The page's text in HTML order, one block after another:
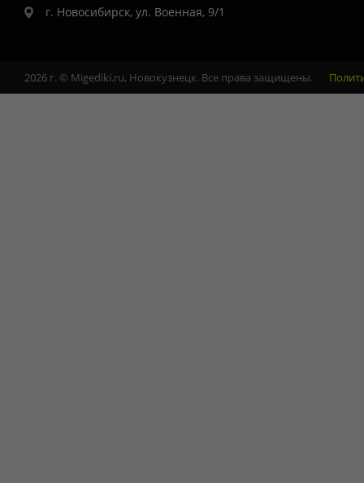
г. Новосибирск, ул. Военная, 9/1
2026 г. © Migediki.ru, Новокузнецк. Все права защищены.